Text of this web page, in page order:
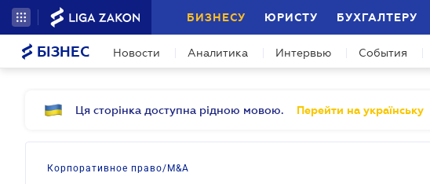
БИЗНЕСУ ЮРИСТУ БУХГАЛТЕРУ
БІЗНЕС Новости Аналитика Интервью События
Ця сторінка доступна рідною мовою. Перейти на українську
Корпоративное право/M&A